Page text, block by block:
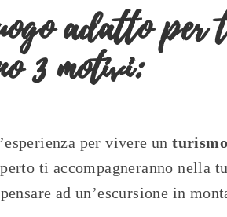
adatto
3 motivi:
per vivere un
ti accompagneranno nella
ad un’escursione in